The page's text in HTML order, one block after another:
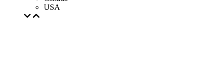
USA